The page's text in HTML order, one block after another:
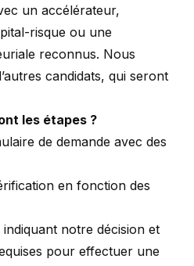
un accélérateur,
risque ou une
reconnus. Nous
candidats, qui seront
les étapes ?
de demande avec des
en fonction des
notre décision et
pour effectuer une